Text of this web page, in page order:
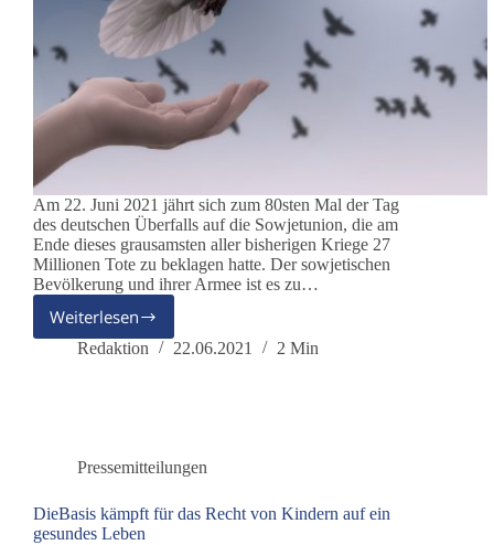
Am 22. Juni 2021 jährt sich zum 80sten Mal der Tag
des deutschen Überfalls auf die Sowjetunion, die am
Ende dieses grausamsten aller bisherigen Kriege 27
Millionen Tote zu beklagen hatte. Der sowjetischen
Bevölkerung und ihrer Armee ist es zu…
WeiterlesenEntspannung
und
Redaktion 22.06.2021 2 Min
Pressemitteilungen
DieBasis kämpft für das Recht von Kindern auf ein
gesundes Leben